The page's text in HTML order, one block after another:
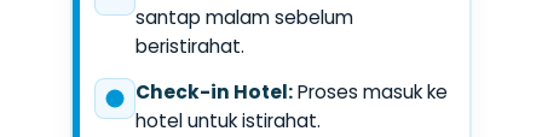
santap malam sebelum
beristirahat.
Check-in Hotel:Proses masuk ke
hotel untuk istirahat.